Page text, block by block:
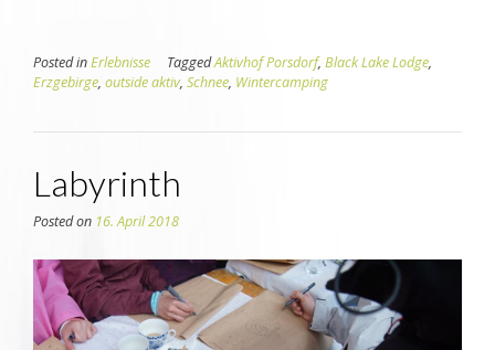
Posted inErlebnisse TaggedAktivhof Porsdorf, Black Lake Lodge,
Erzgebirge, outside aktiv, Schnee, Wintercamping
Labyrinth
Posted on 16. April 2018